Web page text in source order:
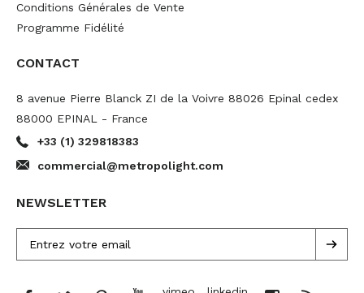
Conditions Générales de Vente
Programme Fidélité
CONTACT
8 avenue Pierre Blanck ZI de la Voivre 88026 Epinal cedex
88000 EPINAL - France
+33 (1) 329818383
commercial@metropolight.com
NEWSLETTER